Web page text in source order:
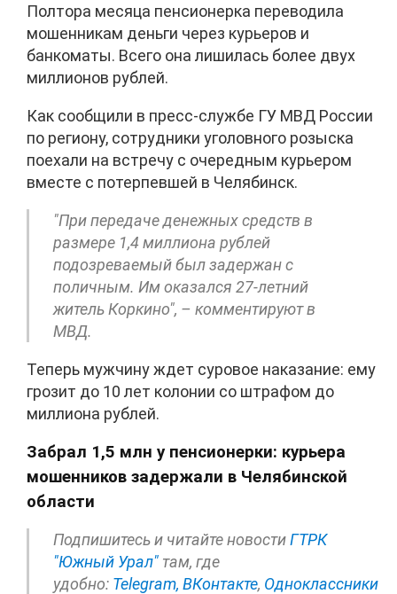
Полтора месяца пенсионерка переводила
мошенникам деньги через курьеров и
банкоматы. Всего она лишилась более двух
миллионов рублей.
Как сообщили в пресс-службе ГУ МВД России
по региону, сотрудники уголовного розыска
поехали на встречу с очередным курьером
вместе с потерпевшей в Челябинск.
"При передаче денежных средств в
размере 1,4 миллиона рублей
подозреваемый был задержан с
поличным. Им оказался 27-летний
житель Коркино", – комментируют в
МВД.
Теперь мужчину ждет суровое наказание: ему
грозит до 10 лет колонии со штрафом до
миллиона рублей.
Забрал 1,5 млн у пенсионерки: курьера
мошенников задержали в Челябинской
области
Подпишитесь и читайте новостиГТРК
"Южный Урал" там, где
удобно: Telegram, ВКонтакте, Одноклассники